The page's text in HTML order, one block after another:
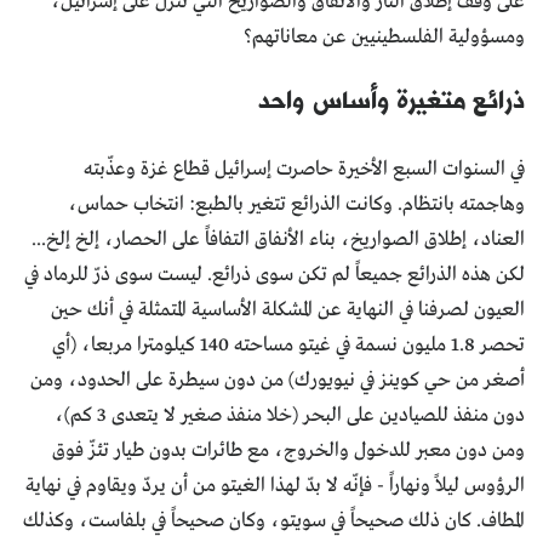
ومسؤولية الفلسطينيين عن معاناتهم؟
ذرائع متغيرة وأساس واحد
في السنوات السبع الأخيرة حاصرت إسرائيل قطاع غزة وعذّبته
وهاجمته بانتظام. وكانت الذرائع تتغير بالطبع: انتخاب حماس،
العناد، إطلاق الصواريخ، بناء الأنفاق التفافاً على الحصار، إلخ إلخ...
لكن هذه الذرائع جميعاً لم تكن سوى ذرائع. ليست سوى ذرّ للرماد في
العيون لصرفنا في النهاية عن المشكلة الأساسية المتمثلة في أنك حين
تحصر 1.8 مليون نسمة في غيتو مساحته 140 كيلومترا مربعا، (أي
أصغر من حي كوينز في نيويورك) من دون سيطرة على الحدود، ومن
دون منفذ للصيادين على البحر (خلا منفذ صغير لا يتعدى 3 كم)،
ومن دون معبر للدخول والخروج، مع طائرات بدون طيار تئزّ فوق
الرؤوس ليلاً ونهاراً - فإنّه لا بدّ لهذا الغيتو من أن يردّ ويقاوم في نهاية
المطاف. كان ذلك صحيحاً في سويتو، وكان صحيحاً في بلفاست، وكذلك